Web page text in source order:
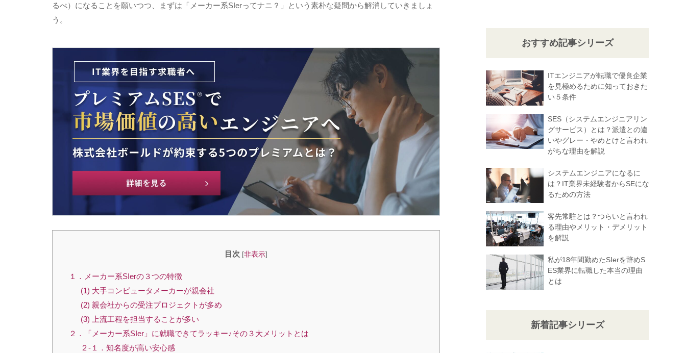
るべ）になることを願いつつ、まずは「メーカー系SIerってナニ？」という素朴な疑問から解消していきましょ
う。
目次 [非表示]
１．メーカー系SIerの３つの特徴
(1) 大手コンピュータメーカーが親会社
(2) 親会社からの受注プロジェクトが多め
(3) 上流工程を担当することが多い
２．「メーカー系SIer」に就職できてラッキー♪その３大メリットとは
２-１．知名度が高い安心感
おすすめ記事シリーズ
ITエンジニアが転職で優良企業
を見極めるために知っておきた
い５条件
SES（システムエンジニアリン
グサービス）とは？派遣との違
いやグレー・やめとけと言われ
がちな理由を解説
システムエンジニアになるに
は？IT業界未経験者からSEにな
るための方法
客先常駐とは？つらいと言われ
る理由やメリット・デメリット
を解説
私が18年間勤めたSIerを辞めS
ES業界に転職した本当の理由
とは
新着記事シリーズ